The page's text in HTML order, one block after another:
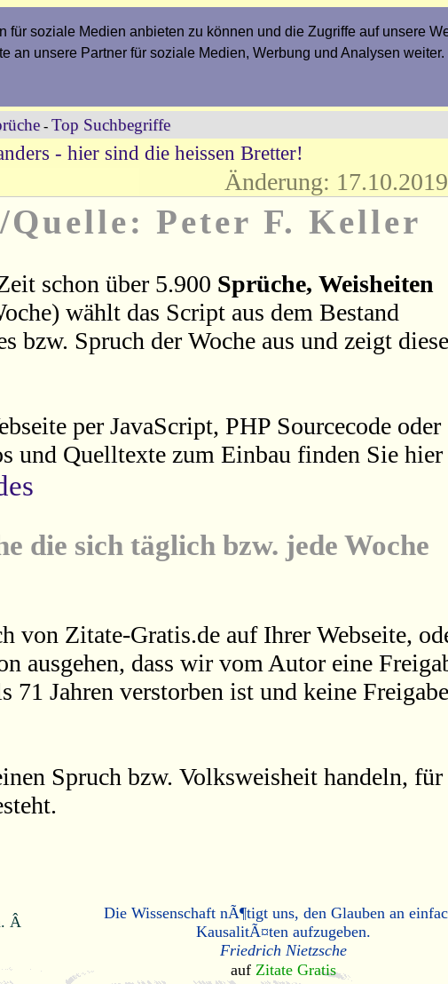
soziale Medien anbieten zu können und die Zugriffe auf unsere
an unsere Partner für soziale Medien, Werbung und Analysen weiter.
- Top Suchbegriffe
- hier sind die heissen Bretter!
Änderung:
Peter F. Keller
schon über 5.900 Sprüche, Weisheiten
wählt das Script aus dem Bestand
bzw. Spruch der Woche aus und zeigt
per JavaScript, PHP Sourcecode oder
und Quelltexte zum Einbau finden Sie hier
die sich täglich bzw. jede Woche
von Zitate-Gratis.de auf Ihrer Webseite,
ausgehen, dass wir vom Autor eine
71 Jahren verstorben ist und keine Freigabe
Spruch bzw. Volksweisheit handeln, für
Â
Die Wissenschaft nÃ¶tigt uns, den Glauben an
KausalitÃ¤ten aufzugeben.
Friedrich Nietzsche
auf Zitate Gratis